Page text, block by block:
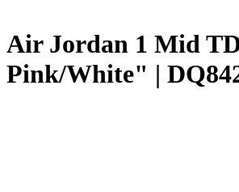
Air Jordan 1 Mid
Pink/White" |